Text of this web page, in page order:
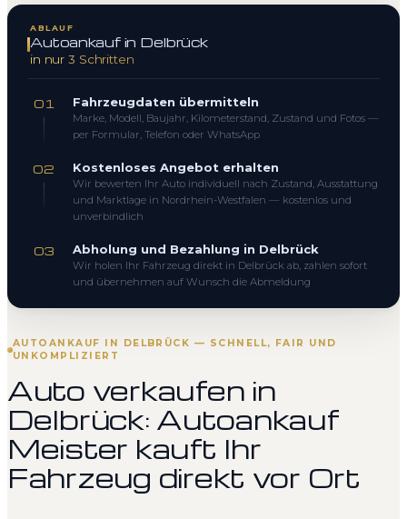
AUTOANKAUF IN DELBRÜCK — SCHNELL, FAIR UND
UNKOMPLIZIERT
Auto verkaufen in
Delbrück: Autoankauf
Meister kauft Ihr
Fahrzeug direkt vor Ort
ABLAUF
Autoankauf in Delbrück
in nur 3 Schritten
01 Fahrzeugdaten übermitteln
Marke, Modell, Baujahr, Kilometerstand, Zustand und Fotos —
per Formular, Telefon oder WhatsApp
02 Kostenloses Angebot erhalten
Wir bewerten Ihr Auto individuell nach Zustand, Ausstattung
und Marktlage in Nordrhein-Westfalen — kostenlos und
unverbindlich
03 Abholung und Bezahlung in Delbrück
Wir holen Ihr Fahrzeug direkt in Delbrück ab, zahlen sofort
und übernehmen auf Wunsch die Abmeldung